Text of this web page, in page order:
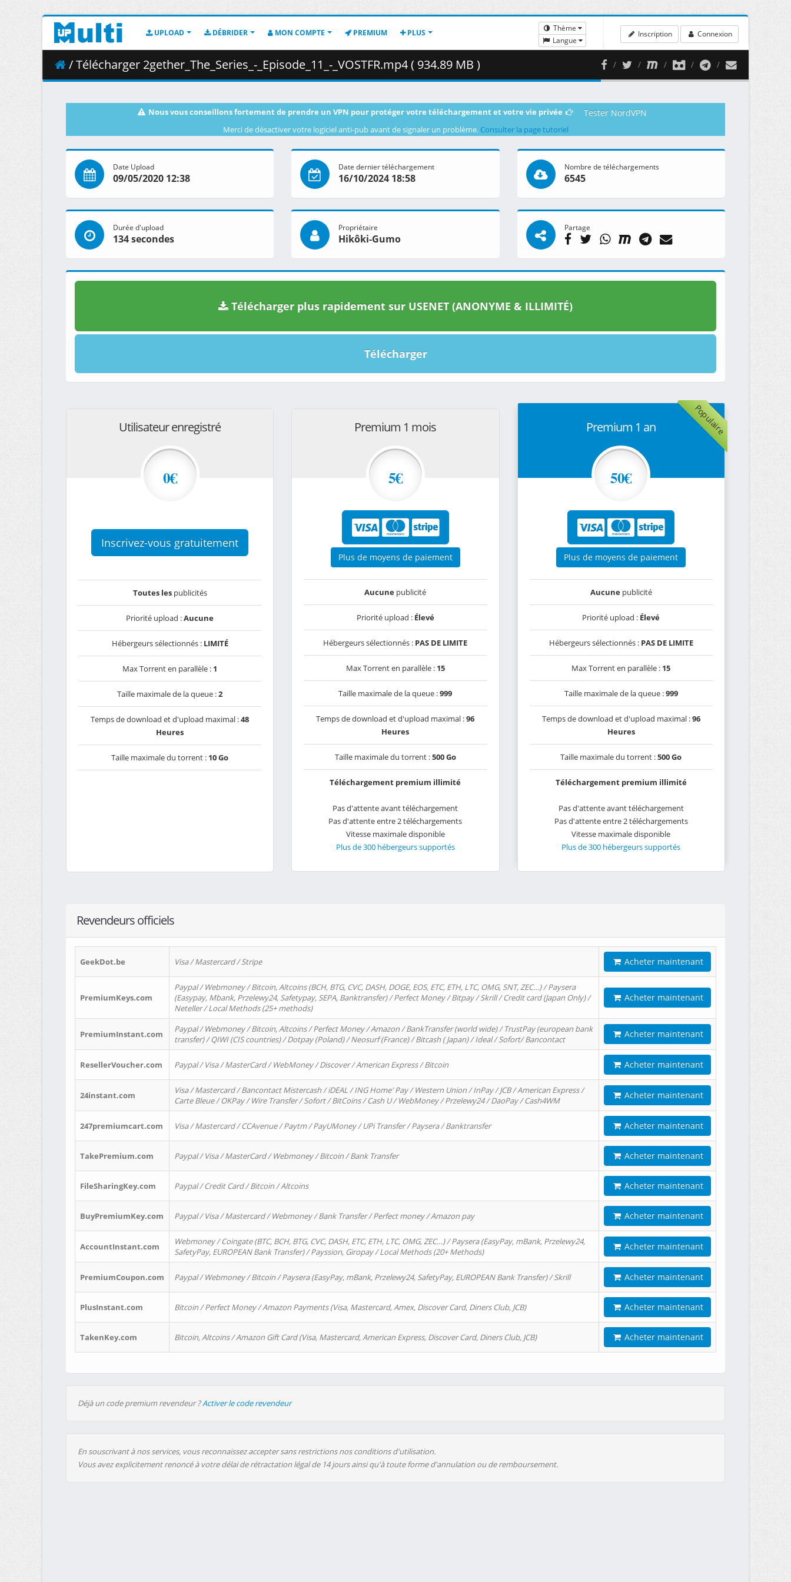
UPLOAD DÉBRIDER MON COMPTE PREMIUM PLUS
Thème
Langue
Inscription Connexion
/ Télécharger 2gether_The_Series_-_Episode_11_-_VOSTFR.mp4 ( 934.89 MB )
Nous vous conseillons fortement de prendre un VPN pour protéger votre téléchargement et votre vie privée Tester NordVPN
Merci de désactiver votre logiciel anti-pub avant de signaler un problème. Consulter la page tutoriel
Date Upload
09/05/2020 12:38
Date dernier téléchargement
16/10/2024 18:58
Nombre de téléchargements
6545
Durée d'upload
134 secondes
Propriétaire
Hikôki-Gumo
Partage
Télécharger plus rapidement sur USENET (ANONYME & ILLIMITÉ)
Télécharger
Utilisateur enregistré
0€
Inscrivez-vous gratuitement
Toutes lespublicités
Priorité upload :Aucune
Hébergeurs sélectionnés : LIMITÉ
Max Torrent en parallèle : 1
Taille maximale de la queue :2
Temps de download et d'upload maximal :48
Heures
Taille maximale du torrent : 10 Go
Premium 1 mois
5€
Plus de moyens de paiement
Aucune publicité
Priorité upload : Élevé
Hébergeurs sélectionnés : PAS DE LIMITE
Max Torrent en parallèle : 15
Taille maximale de la queue :999
Temps de download et d'upload maximal :96
Heures
Taille maximale du torrent :500 Go
Téléchargement premium illimité
Pas d'attente avant téléchargement
Pas d'attente entre 2 téléchargements
Vitesse maximale disponible
Plus de 300 hébergeurs supportés
Populaire
Premium 1 an
50€
Plus de moyens de paiement
Aucunepublicité
Priorité upload : Élevé
Hébergeurs sélectionnés : PAS DE LIMITE
Max Torrent en parallèle : 15
Taille maximale de la queue :999
Temps de download et d'upload maximal :96
Heures
Taille maximale du torrent :500 Go
Téléchargement premium illimité
Pas d'attente avant téléchargement
Pas d'attente entre 2 téléchargements
Vitesse maximale disponible
Plus de 300 hébergeurs supportés
Revendeurs officiels
GeekDot.be Visa / Mastercard / Stripe Acheter maintenant
PremiumKeys.com
Paypal / Webmoney / Bitcoin, Altcoins (BCH, BTG, CVC, DASH, DOGE, EOS, ETC, ETH, LTC, OMG, SNT, ZEC…) / Paysera
(Easypay, Mbank, Przelewy24, Safetypay, SEPA, Banktransfer) / Perfect Money / Bitpay / Skrill / Credit card (Japan Only) /
Neteller / Local Methods (25+ methods)
Acheter maintenant
PremiumInstant.com
Paypal / Webmoney / Bitcoin, Altcoins / Perfect Money / Amazon / BankTransfer (world wide) / TrustPay (european bank
transfer) / QIWI (CIS countries) / Dotpay (Poland) / Neosurf (France) / Bitcash ( Japan) / Ideal / Sofort/ Bancontact
Acheter maintenant
ResellerVoucher.com Paypal / Visa / MasterCard / WebMoney / Discover / American Express / Bitcoin Acheter maintenant
24instant.com
Visa / Mastercard / Bancontact Mistercash / iDEAL / ING Home' Pay / Western Union / InPay / JCB / American Express /
Carte Bleue / OKPay / Wire Transfer / Sofort / BitCoins / Cash U / WebMoney / Przelewy24 / DaoPay / Cash4WM
Acheter maintenant
247premiumcart.com Visa / Mastercard / CCAvenue / Paytm / PayUMoney / UPi Transfer / Paysera / Banktransfer Acheter maintenant
TakePremium.com Paypal / Visa / MasterCard / Webmoney / Bitcoin / Bank Transfer Acheter maintenant
FileSharingKey.com Paypal / Credit Card / Bitcoin / Altcoins Acheter maintenant
BuyPremiumKey.com Paypal / Visa / Mastercard / Webmoney / Bank Transfer / Perfect money / Amazon pay Acheter maintenant
AccountInstant.com
Webmoney / Coingate (BTC, BCH, BTG, CVC, DASH, ETC, ETH, LTC, OMG, ZEC…) / Paysera (EasyPay, mBank, Przelewy24,
SafetyPay, EUROPEAN Bank Transfer) / Payssion, Giropay / Local Methods (20+ Methods)
Acheter maintenant
PremiumCoupon.com Paypal / Webmoney / Bitcoin / Paysera (EasyPay, mBank, Przelewy24, SafetyPay, EUROPEAN Bank Transfer) / Skrill Acheter maintenant
PlusInstant.com Bitcoin / Perfect Money / Amazon Payments (Visa, Mastercard, Amex, Discover Card, Diners Club, JCB) Acheter maintenant
TakenKey.com Bitcoin, Altcoins / Amazon Gift Card (Visa, Mastercard, American Express, Discover Card, Diners Club, JCB) Acheter maintenant
Déjà un code premium revendeur ?Activer le code revendeur
En souscrivant à nos services, vous reconnaissez accepter sans restrictions nos conditions d'utilisation.
Vous avez explicitement renoncé à votre délai de rétractation légal de 14 jours ainsi qu'à toute forme d'annulation ou de remboursement.